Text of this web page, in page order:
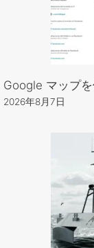
Google マップ
2026年8月7日